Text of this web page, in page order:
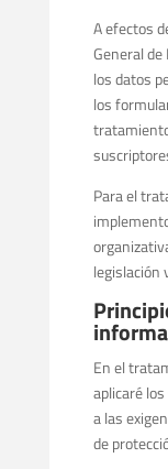
A efectos
General
los datos
los
Para el
legislación
En el
aplicaré
a las
de